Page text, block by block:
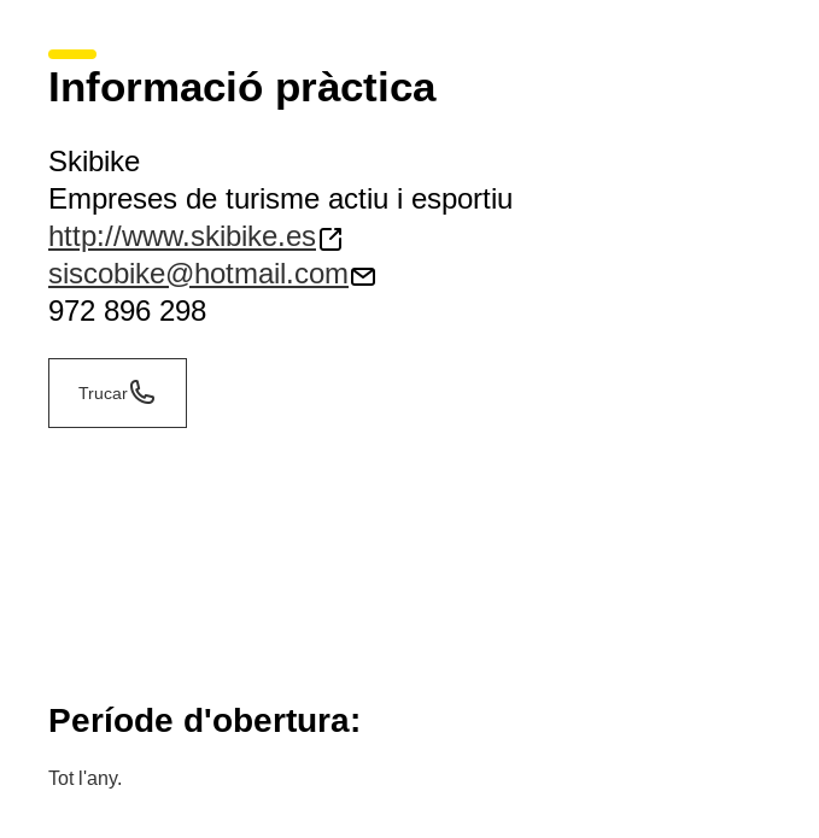
Informació pràctica
Skibike
Empreses de turisme actiu i esportiu
http://www.skibike.es
siscobike@hotmail.com
972 896 298
Trucar
Període d'obertura:
Tot l'any.